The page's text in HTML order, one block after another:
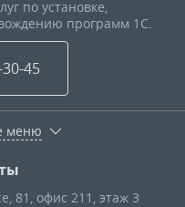
по установке,
программ 1С.
45
меню
81, офис 211, этаж 3